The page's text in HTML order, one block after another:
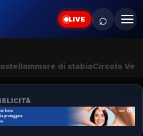
LIVE ⌕
di stabiaCircolo